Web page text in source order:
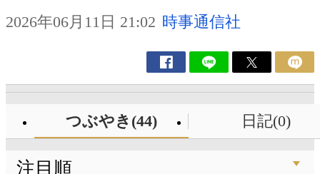
2026年06月11日 21:02 時事通信社
つぶやき(44) 日記(0)
注目順